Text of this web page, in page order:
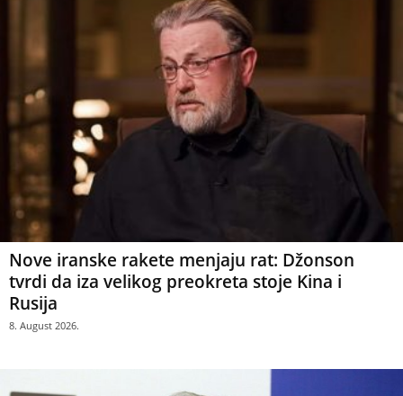
Nove iranske rakete menjaju rat: Džonson
tvrdi da iza velikog preokreta stoje Kina i
Rusija
8. August 2026.